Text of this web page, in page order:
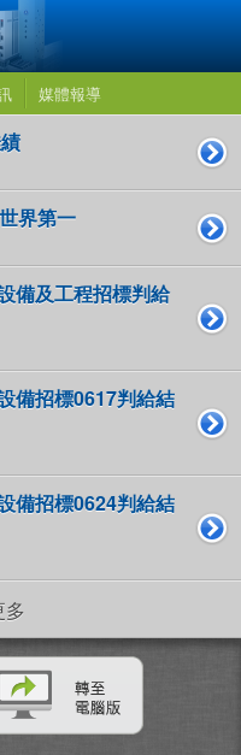
媒體報導
界第一
備及工程招標判給
備招標0617判給結
備招標0624判給結
多